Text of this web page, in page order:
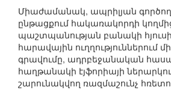
Միաժամանակ, ապրիլյան
ընթացքում հակառակորդի
պաշտպանության բանակի
հարավային ուղղություններում
գրավումը, ադրբեջանական
հաղթանակի էյֆորիայի
շարունակվող ռազմաշունչ